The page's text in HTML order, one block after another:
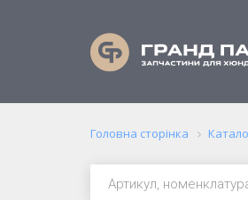
Головна сторінка